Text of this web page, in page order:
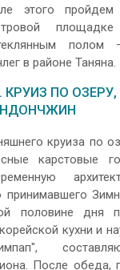
этого
полом
в районе Таняна.
КРУИЗ ПО
круиза по
карстовые
принимавшего
половине дня
кухни и
После обеда,